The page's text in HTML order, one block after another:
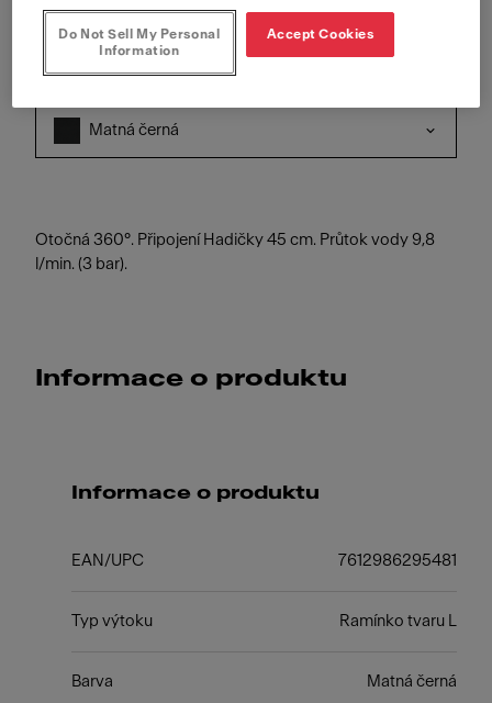
Matná černá
Otočná 360°. Připojení Hadičky 45 cm. Průtok vody 9,8
l/min. (3 bar).
Informace o produktu
Informace o produktu
EAN/UPC 7612986295481
Typ výtoku Ramínko tvaru L
Barva Matná černá
Do Not Sell My Personal
Information
Accept Cookies